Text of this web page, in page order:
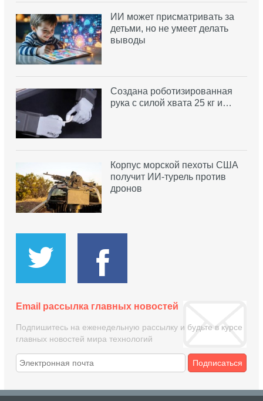
ИИ может присматривать за
детьми, но не умеет делать
выводы
Создана роботизированная
рука с силой хвата 25 кг и…
Корпус морской пехоты США
получит ИИ-турель против
дронов
Email рассылка главных новостей
Подпишитесь на еженедельную рассылку и будьте в курсе
главных новостей мира технологий
Подписаться